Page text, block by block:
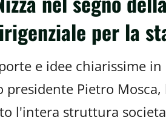
per la
e idee chiarissime
Pietro
l'intera struttura